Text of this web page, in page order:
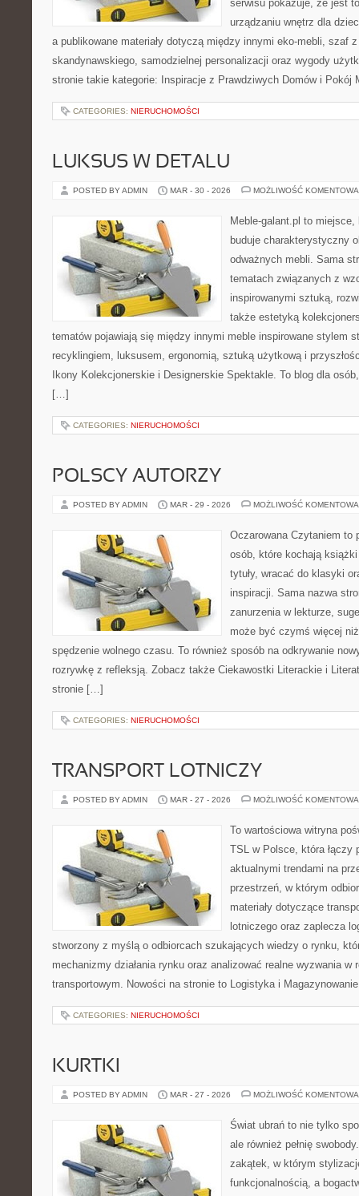
serwisu pokazuje, że jest
urządzaniu wnętrz dla
a publikowane materiały dotyczą między innymi eko-mebli, szaf
skandynawskiego, samodzielnej personalizacji oraz wygody
stronie takie kategorie: Inspiracje z Prawdziwych Domów i
CATEGORIES: NIERUCHOMOŚCI
LUKSUS W DETALU
POSTED BY ADMIN MAR - 30 - 2026 MOŻLIWOŚĆ
Meble-galant.pl to
buduje charakterystyczny
odważnych mebli. Sama
tematach związanych z
inspirowanymi sztuką,
także estetyką
tematów pojawiają się między innymi meble inspirowane stylem
recyklingiem, luksusem, ergonomią, sztuką użytkową i
Ikony Kolekcjonerskie i Designerskie Spektakle. To blog dla
[…]
CATEGORIES: NIERUCHOMOŚCI
POLSCY AUTORZY
POSTED BY ADMIN MAR - 29 - 2026 MOŻLIWOŚĆ
Oczarowana Czytaniem to
osób, które kochają
tytuły, wracać do klasyki
inspiracji. Sama nazwa
zanurzenia w lekturze,
może być czymś więcej
spędzenie wolnego czasu. To również sposób na odkrywanie
rozrywkę z refleksją. Zobacz także Ciekawostki Literackie i
stronie […]
CATEGORIES: NIERUCHOMOŚCI
TRANSPORT LOTNICZY
POSTED BY ADMIN MAR - 27 - 2026 MOŻLIWOŚĆ
To wartościowa witryna
TSL w Polsce, która łączy
aktualnymi trendami na
przestrzeń, w którym
materiały dotyczące
lotniczego oraz zaplecza
stworzony z myślą o odbiorcach szukających wiedzy o rynku,
mechanizmy działania rynku oraz analizować realne wyzwania w
transportowym. Nowości na stronie to Logistyka i
CATEGORIES: NIERUCHOMOŚCI
KURTKI
POSTED BY ADMIN MAR - 27 - 2026 MOŻLIWOŚĆ
Świat ubrań to nie tylko
ale również pełnię
zakątek, w którym
funkcjonalnością, a